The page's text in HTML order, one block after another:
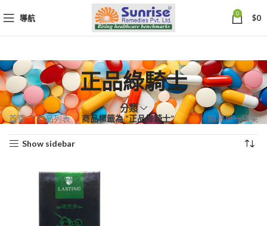
導航 0 $0
正品綠騎士
分類
首頁 商品列表 商品標籤為 “正品綠騎士” 顯示單一結果
Show sidebar